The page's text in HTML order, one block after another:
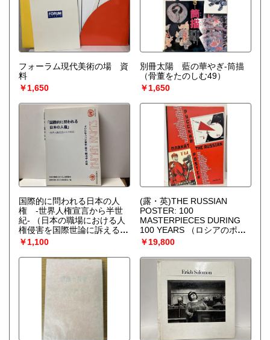
フォーラム現代美術の場 資
料
￥1,650
別冊太陽 藍の華やぎ-筒描
（骨董をたのしむ49）
￥1,650
国際的に問われる日本の人
権 -世界人権宣言から半世
紀-
（日本の職場における人
権侵害を国際世論に訴える実
委員会編）
￥1,100
(露・英)THE RUSSIAN
POSTER: 100
MASTERPIECES DURING
100 YEARS
（ロシアのポス
ター）
￥19,800